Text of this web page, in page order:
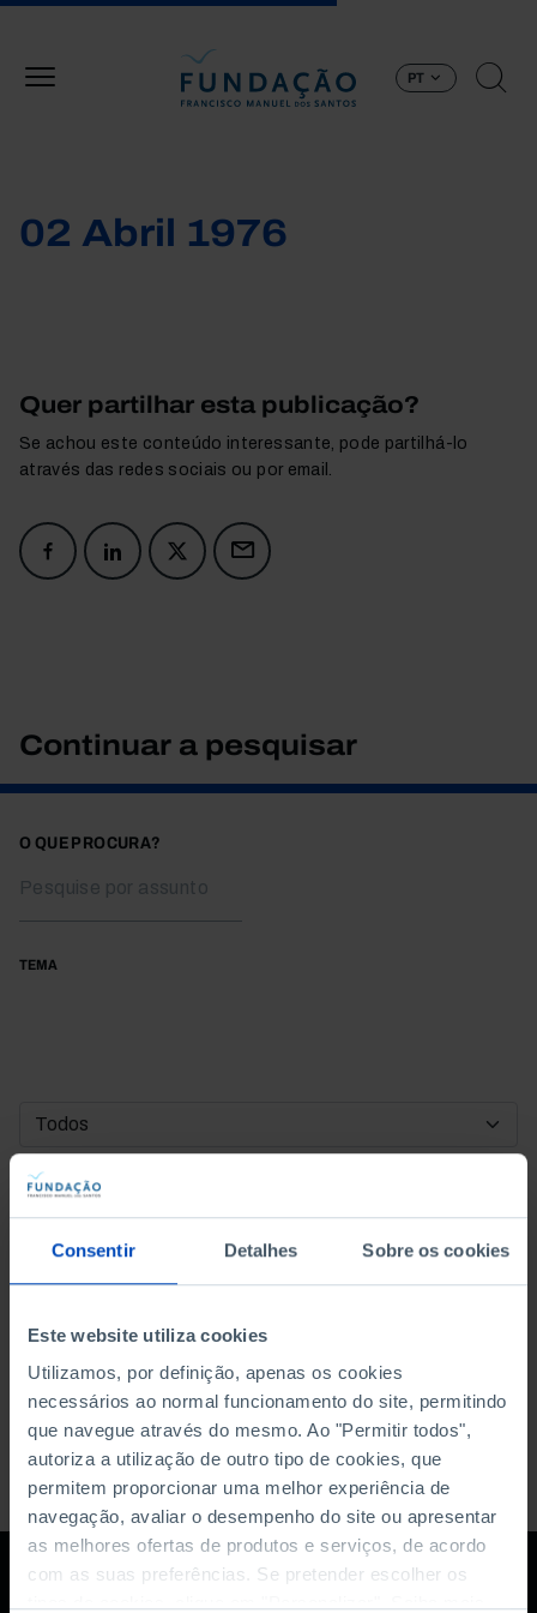
Consentir Detalhes Sobre os cookies
Este website utiliza cookies
Utilizamos, por definição, apenas os cookies
necessários ao normal funcionamento do site, permitindo
que navegue através do mesmo. Ao "Permitir todos",
autoriza a utilização de outro tipo de cookies, que
permitem proporcionar uma melhor experiência de
navegação, avaliar o desempenho do site ou apresentar
as melhores ofertas de produtos e serviços, de acordo
com as suas preferências. Se pretender escolher os
PT
02 Abril 1976
Quer partilhar esta publicação?
Se achou este conteúdo interessante, pode partilhá-lo
através das redes sociais ou por email.
Continuar a pesquisar
O QUE PROCURA?
TEMA
DATA DE INÍCIO
DATA DE FIM